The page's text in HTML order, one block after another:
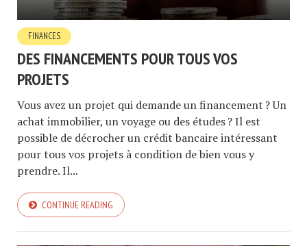
FINANCES
DES FINANCEMENTS POUR TOUS VOS
PROJETS
Vous avez un projet qui demande un financement ? Un
achat immobilier, un voyage ou des études ? Il est
possible de décrocher un crédit bancaire intéressant
pour tous vos projets à condition de bien vous y
prendre. Il...
CONTINUE READING